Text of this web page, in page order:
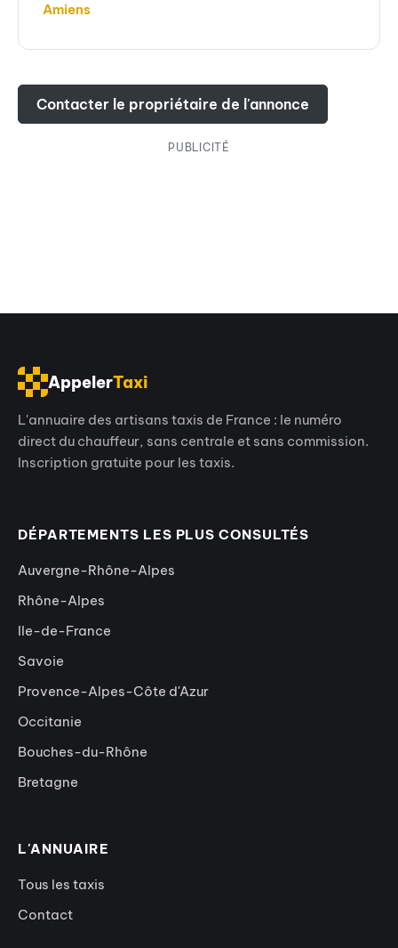
Amiens
Contacter le propriétaire de l'annonce
PUBLICITÉ
AppelerTaxi
L'annuaire des artisans taxis de France : le numéro
direct du chauffeur, sans centrale et sans commission.
Inscription gratuite pour les taxis.
DÉPARTEMENTS LES PLUS CONSULTÉS
Auvergne-Rhône-Alpes
Rhône-Alpes
Ile-de-France
Savoie
Provence-Alpes-Côte d'Azur
Occitanie
Bouches-du-Rhône
Bretagne
L'ANNUAIRE
Tous les taxis
Contact